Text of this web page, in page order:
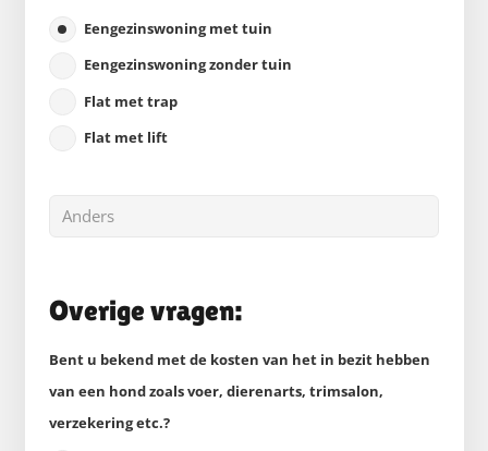
Eengezinswoning met tuin
Eengezinswoning zonder tuin
Flat met trap
Flat met lift
Overige vragen:
Bent u bekend met de kosten van het in bezit hebben
van een hond zoals voer, dierenarts, trimsalon,
verzekering etc.?